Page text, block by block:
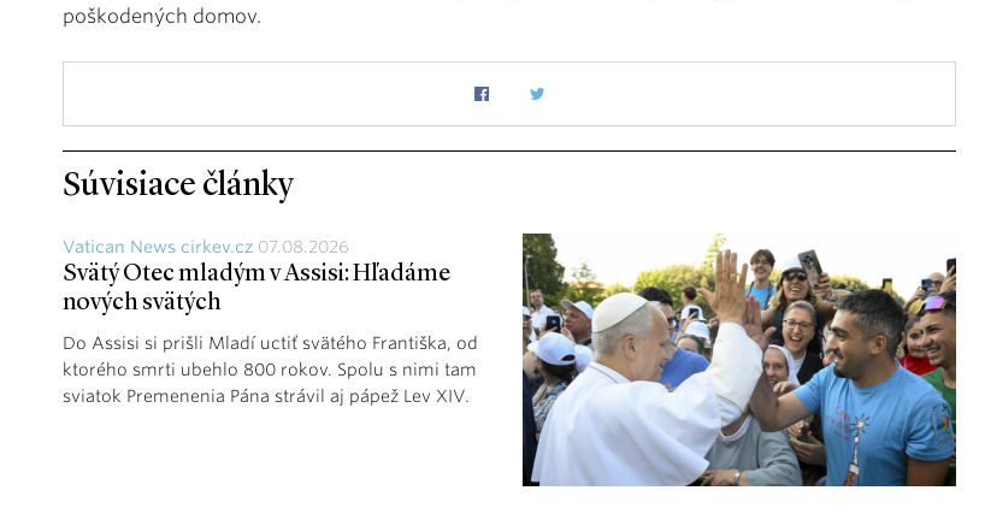
poškodených domov.
Súvisiace články
Vatican News cirkev.cz 07.08.2026
Svätý Otec mladým v Assisi: Hľadáme
nových svätých
Do Assisi si prišli Mladí uctiť svätého Františka, od
ktorého smrti ubehlo 800 rokov. Spolu s nimi tam
sviatok Premenenia Pána strávil aj pápež Lev XIV.